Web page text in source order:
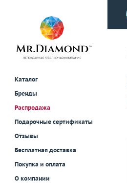
Каталог
Бренды
Распродажа
Подарочные сертификаты
Отзывы
Бесплатная доставка
Покупка и оплата
О компании
примерки!